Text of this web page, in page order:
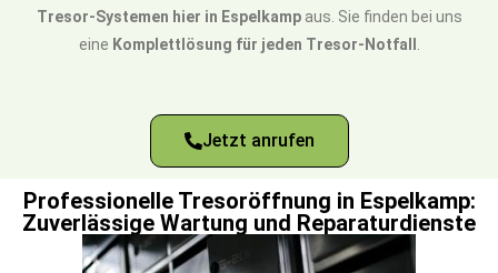
Tresor-Systemen hier in Espelkampaus. Sie finden bei uns
eine Komplettlösung für jeden Tresor-Notfall
Jetzt anrufen
Professionelle Tresoröffnung in Espelkamp:
Zuverlässige Wartung und Reparaturdienste